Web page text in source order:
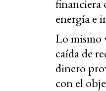
financiera
energía e
Lo mismo
caída de
dinero
con el